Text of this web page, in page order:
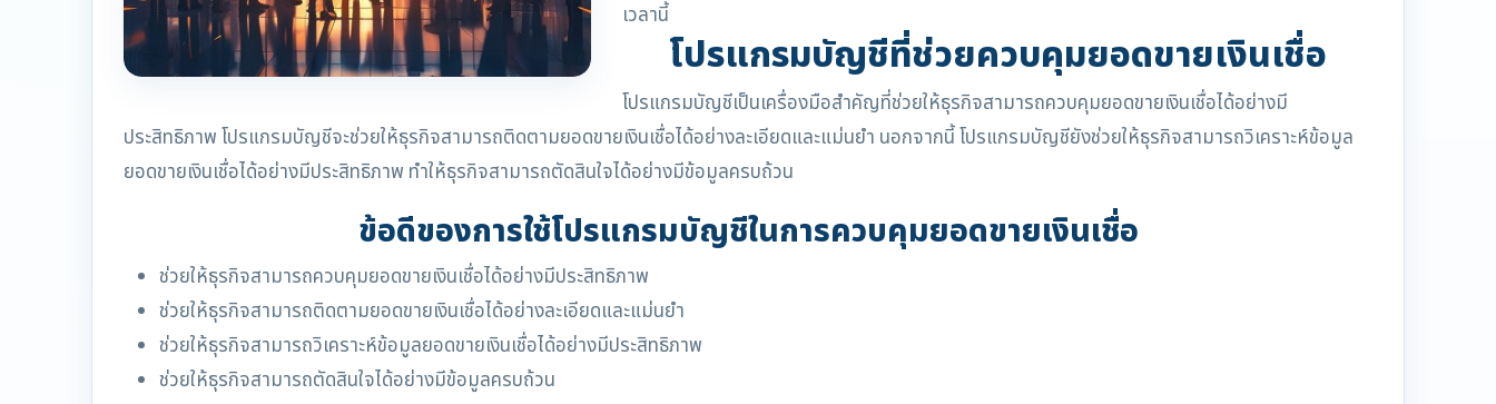
เวลานี้
โปรแกรมบัญชีที่ช่วยควบคุมยอดขายเงินเชื่อ
โปรแกรมบัญชีเป็นเครื่องมือสำคัญที่ช่วยให้ธุรกิจสามารถควบคุมยอดขายเงินเชื่อได้อย่างมี
ประสิทธิภาพ โปรแกรมบัญชีจะช่วยให้ธุรกิจสามารถติดตามยอดขายเงินเชื่อได้อย่างละเอียดและแม่นยำ นอกจากนี้ โปรแกรมบัญชียังช่วยให้ธุรกิจสามารถวิเคราะห์ข้อมูล
ยอดขายเงินเชื่อได้อย่างมีประสิทธิภาพ ทำให้ธุรกิจสามารถตัดสินใจได้อย่างมีข้อมูลครบถ้วน
ข้อดีของการใช้โปรแกรมบัญชีในการควบคุมยอดขายเงินเชื่อ
ช่วยให้ธุรกิจสามารถควบคุมยอดขายเงินเชื่อได้อย่างมีประสิทธิภาพ
ช่วยให้ธุรกิจสามารถติดตามยอดขายเงินเชื่อได้อย่างละเอียดและแม่นยำ
ช่วยให้ธุรกิจสามารถวิเคราะห์ข้อมูลยอดขายเงินเชื่อได้อย่างมีประสิทธิภาพ
ช่วยให้ธุรกิจสามารถตัดสินใจได้อย่างมีข้อมูลครบถ้วน